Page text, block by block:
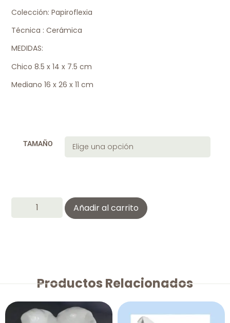
Colección: Papiroflexia
Técnica : Cerámica
MEDIDAS:
Chico 8.5 x 14 x 7.5 cm
Mediano 16 x 26 x 11 cm
TAMAÑO
Añadir al carrito
Productos Relacionados